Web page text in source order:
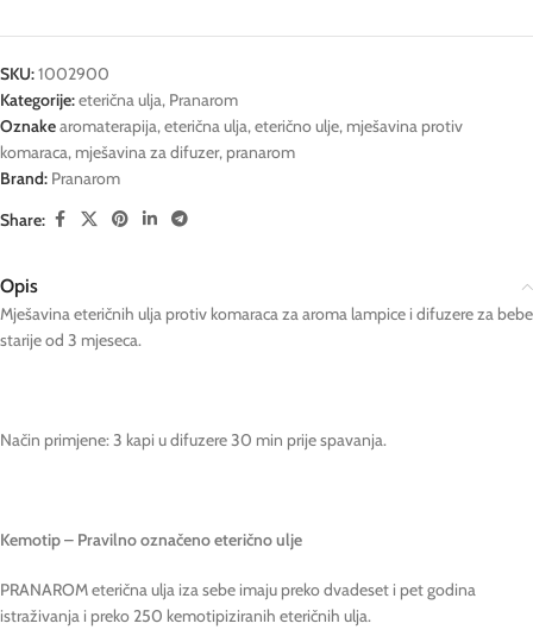
SKU:1002900
Kategorije:eterična ulja, Pranarom
Oznakearomaterapija,eterična ulja,eterično ulje, mješavina protiv
komaraca, mješavina za difuzer, pranarom
Brand: Pranarom
Share:
Opis
Mješavina eteričnih ulja protiv komaraca za aroma lampice i difuzere za bebe
starije od 3 mjeseca.
Način primjene: 3 kapi u difuzere 30 min prije spavanja.
Kemotip – Pravilno označeno eterično ulje
PRANAROM eterična ulja iza sebe imaju preko dvadeset i pet godina
istraživanja i preko 250 kemotipiziranih eteričnih ulja.